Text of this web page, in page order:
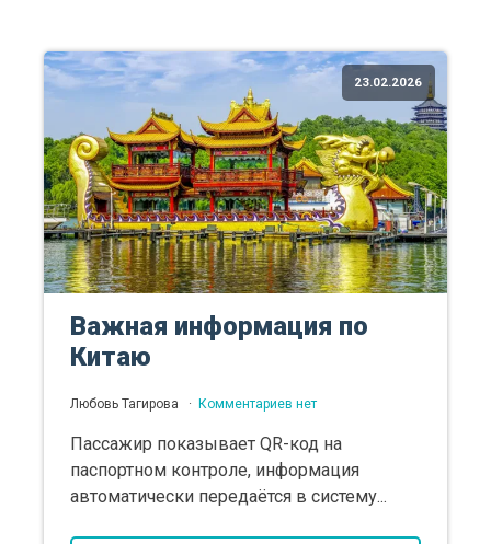
23.02.2026
Важная информация по
Китаю
Любовь Тагирова Комментариев нет
Пассажир показывает QR-код на
паспортном контроле, информация
автоматически передаётся в систему...